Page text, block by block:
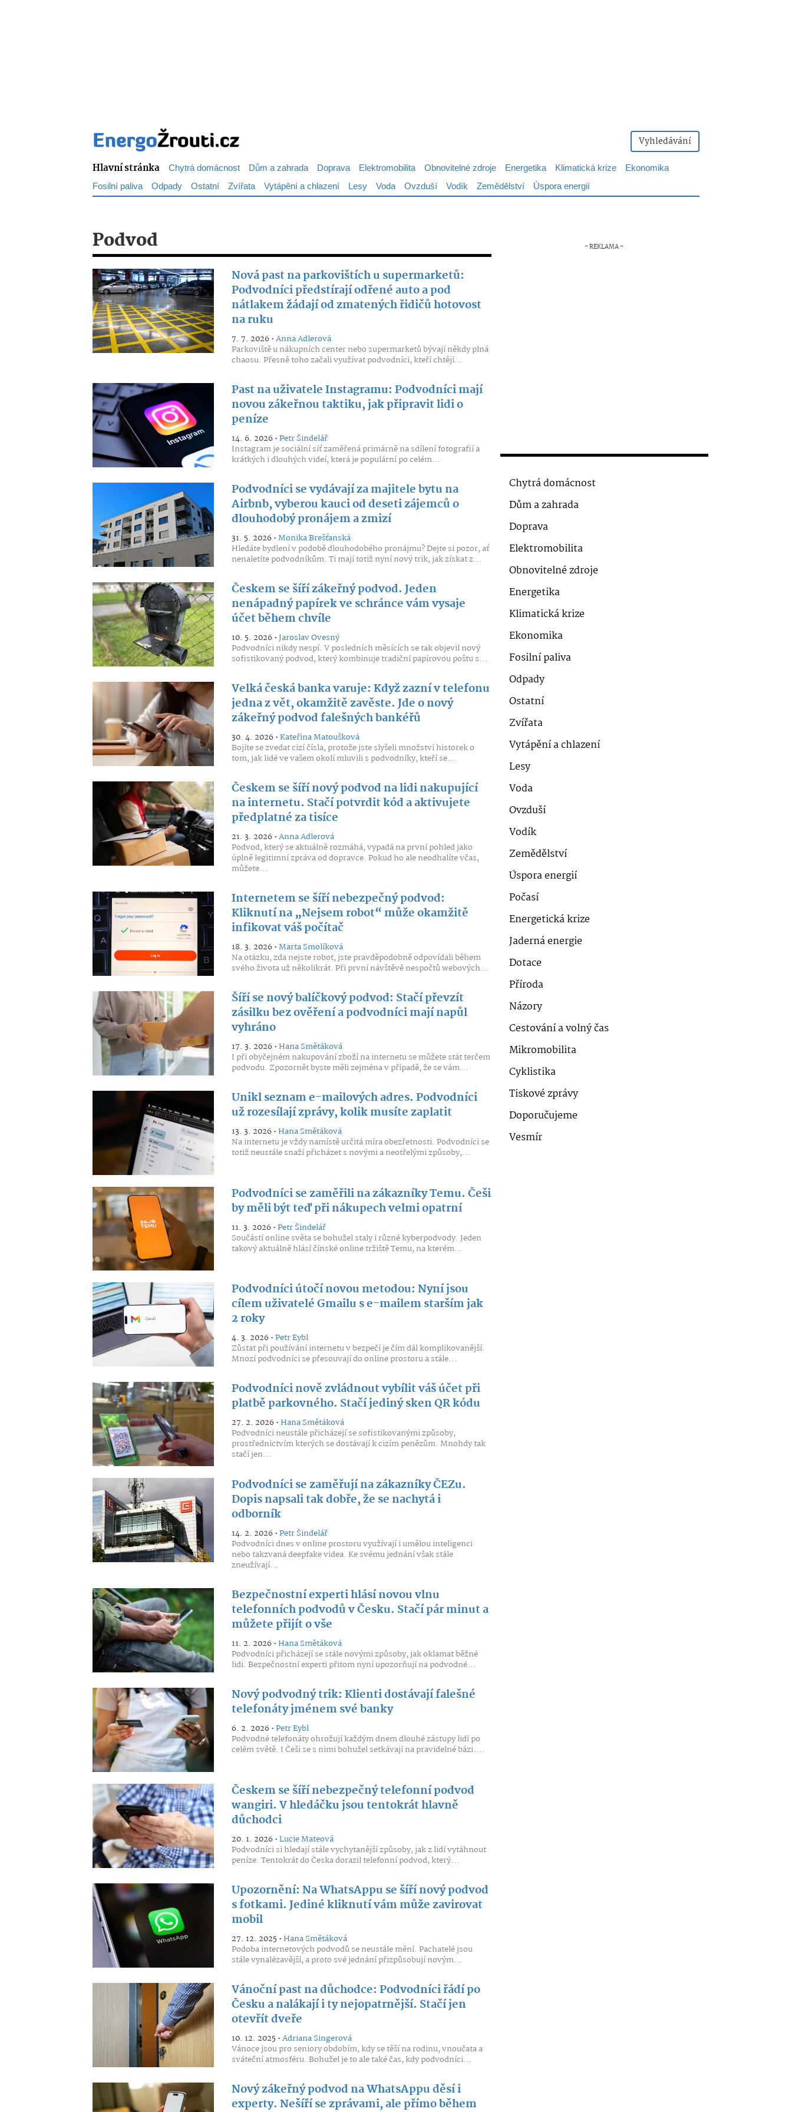
Vyhledávání
Hlavní stránka Chytrá domácnost Dům a zahrada Doprava Elektromobilita Obnovitelné zdroje Energetika Klimatická krize
Ekonomika
Fosilní paliva Odpady Ostatní Zvířata Vytápění a chlazení Lesy Voda Ovzduší Vodík Zemědělství Úspora energií
Podvod
Nová past na parkovištích u supermarketů:
Podvodníci předstírají odřené auto a pod
nátlakem žádají od zmatených řidičů hotovost
na ruku
7. 7. 2026 •Anna Adlerová
Parkoviště u nákupních center nebo supermarketů bývají někdy plná
chaosu. Přesně toho začali využívat podvodníci, kteří chtějí...
Past na uživatele Instagramu: Podvodníci mají
novou zákeřnou taktiku, jak připravit lidi o
peníze
14. 6. 2026 •Petr Šindelář
Instagram je sociální síť zaměřená primárně na sdílení fotografií a
krátkých i dlouhých videí, která je populární po celém...
Podvodníci se vydávají za majitele bytu na
Airbnb, vyberou kauci od deseti zájemců o
dlouhodobý pronájem a zmizí
31. 5. 2026 •Monika Brešťanská
Hledáte bydlení v podobě dlouhodobého pronájmu? Dejte si pozor, ať
nenaletíte podvodníkům. Ti mají totiž nyní nový trik, jak získat z...
Českem se šíří zákeřný podvod. Jeden
nenápadný papírek ve schránce vám vysaje
účet během chvíle
10. 5. 2026 •Jaroslav Ovesný
Podvodníci nikdy nespí. V posledních měsících se tak objevil nový
sofistikovaný podvod, který kombinuje tradiční papírovou poštu s...
Velká česká banka varuje: Když zazní v telefonu
jedna z vět, okamžitě zavěste. Jde o nový
zákeřný podvod falešných bankéřů
30. 4. 2026 •Kateřina Matoušková
Bojíte se zvedat cizí čísla, protože jste slyšeli množství historek o
tom, jak lidé ve vašem okolí mluvili s podvodníky, kteří se...
Českem se šíří nový podvod na lidi nakupující
na internetu. Stačí potvrdit kód a aktivujete
předplatné za tisíce
21. 3. 2026 •Anna Adlerová
Podvod, který se aktuálně rozmáhá, vypadá na první pohled jako
úplně legitimní zpráva od dopravce. Pokud ho ale neodhalíte včas,
můžete...
Internetem se šíří nebezpečný podvod:
Kliknutí na „Nejsem robot“ může okamžitě
infikovat váš počítač
18. 3. 2026 •Marta Smolíková
Na otázku, zda nejste robot, jste pravděpodobně odpovídali během
svého života už několikrát. Při první návštěvě nespočtů webových...
Šíří se nový balíčkový podvod: Stačí převzít
zásilku bez ověření a podvodníci mají napůl
vyhráno
17. 3. 2026 •Hana Smětáková
I při obyčejném nakupování zboží na internetu se můžete stát terčem
podvodu. Zpozornět byste měli zejména v případě, že se vám...
Unikl seznam e-mailových adres. Podvodníci
už rozesílají zprávy, kolik musíte zaplatit
13. 3. 2026 •Hana Smětáková
Na internetu je vždy namístě určitá míra obezřetnosti. Podvodníci se
totiž neustále snaží přicházet s novými a neotřelými způsoby,...
Podvodníci se zaměřili na zákazníky Temu. Češi
by měli být teď při nákupech velmi opatrní
11. 3. 2026 •Petr Šindelář
Součástí online světa se bohužel staly i různé kyberpodvody. Jeden
takový aktuálně hlásí čínské online tržiště Temu, na kterém...
Podvodníci útočí novou metodou: Nyní jsou
cílem uživatelé Gmailu s e-mailem starším jak
2 roky
4. 3. 2026 •Petr Eybl
Zůstat při používání internetu v bezpečí je čím dál komplikovanější.
Mnozí podvodníci se přesouvají do online prostoru a stále...
Podvodníci nově zvládnout vybílit váš účet při
platbě parkovného. Stačí jediný sken QR kódu
27. 2. 2026 •Hana Smětáková
Podvodníci neustále přicházejí se sofistikovanými způsoby,
prostřednictvím kterých se dostávají k cizím penězům. Mnohdy tak
stačí jen...
Podvodníci se zaměřují na zákazníky ČEZu.
Dopis napsali tak dobře, že se nachytá i
odborník
14. 2. 2026 •Petr Šindelář
Podvodníci dnes v online prostoru využívají i umělou inteligenci
nebo takzvaná deepfake videa. Ke svému jednání však stále
zneužívají...
Bezpečnostní experti hlásí novou vlnu
telefonních podvodů v Česku. Stačí pár minut a
můžete přijít o vše
11. 2. 2026 •Hana Smětáková
Podvodníci přicházejí se stále novými způsoby, jak oklamat běžné
lidi. Bezpečnostní experti přitom nyní upozorňují na podvodné...
Nový podvodný trik: Klienti dostávají falešné
telefonáty jménem své banky
6. 2. 2026 •Petr Eybl
Podvodné telefonáty ohrožují každým dnem dlouhé zástupy lidí po
celém světě. I Češi se s nimi bohužel setkávají na pravidelné bázi....
Českem se šíří nebezpečný telefonní podvod
wangiri. V hledáčku jsou tentokrát hlavně
důchodci
20. 1. 2026 •Lucie Mateová
Podvodníci si hledají stále vychytanější způsoby, jak z lidí vytáhnout
peníze. Tentokrát do Česka dorazil telefonní podvod, který...
Upozornění: Na WhatsAppu se šíří nový podvod
s fotkami. Jediné kliknutí vám může zavirovat
mobil
27. 12. 2025 •Hana Smětáková
Podoba internetových podvodů se neustále mění. Pachatelé jsou
stále vynalézavější, a proto své jednání přizpůsobují novým...
Vánoční past na důchodce: Podvodníci řádí po
Česku a nalákají i ty nejopatrnější. Stačí jen
otevřít dveře
10. 12. 2025 •Adriana Singerová
Vánoce jsou pro seniory obdobím, kdy se těší na rodinu, vnoučata a
sváteční atmosféru. Bohužel je to ale také čas, kdy podvodníci...
Nový zákeřný podvod na WhatsAppu děsí i
experty. Nešíří se zprávami, ale přímo během
Chytrá domácnost
Dům a zahrada
Doprava
Elektromobilita
Obnovitelné zdroje
Energetika
Klimatická krize
Ekonomika
Fosilní paliva
Odpady
Ostatní
Zvířata
Vytápění a chlazení
Lesy
Voda
Ovzduší
Vodík
Zemědělství
Úspora energií
Počasí
Energetická krize
Jaderná energie
Dotace
Příroda
Názory
Cestování a volný čas
Mikromobilita
Cyklistika
Tiskové zprávy
Doporučujeme
Vesmír